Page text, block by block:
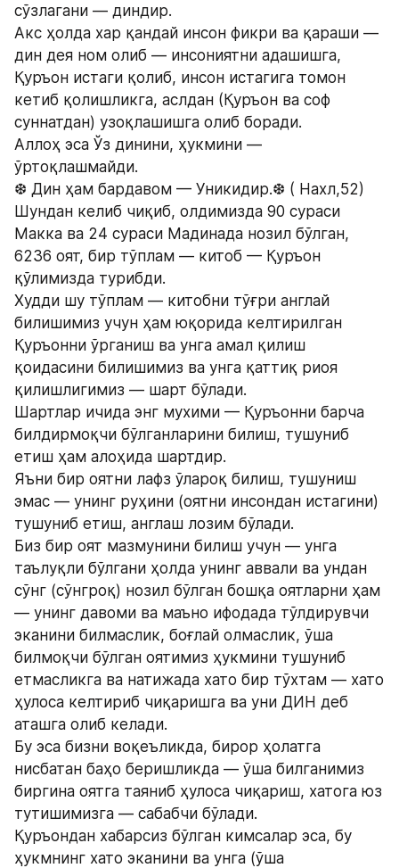
сўзлагани — диндир.
Акс ҳолда хар қандай инсон фикри ва қараши —
дин дея ном олиб — инсониятни адашишга,
Қуръон истаги қолиб, инсон истагига томон
кетиб қолишликга, аслдан (Қуръон ва соф
суннатдан) узоқлашишга олиб боради.
Аллоҳ эса Ўз динини, ҳукмини —
ўртоқлашмайди.
❆ Дин ҳам бардавом — Уникидир.❆ ( Нахл,52)
Шундан келиб чиқиб, олдимизда 90 сураси
Макка ва 24 сураси Мадинада нозил бўлган,
6236 оят, бир тўплам — китоб — Қуръон
қўлимизда турибди.
Худди шу тўплам — китобни тўғри англай
билишимиз учун ҳам юқорида келтирилган
Қуръонни ўрганиш ва унга амал қилиш
қоидасини билишимиз ва унга қаттиқ риоя
қилишлигимиз — шарт бўлади.
Шартлар ичида энг мухими — Қуръонни барча
билдирмоқчи бўлганларини билиш, тушуниб
етиш ҳам алоҳида шартдир.
Яъни бир оятни лафз ўлароқ билиш, тушуниш
эмас — унинг руҳини (оятни инсондан истагини)
тушуниб етиш, англаш лозим бўлади.
Биз бир оят мазмунини билиш учун — унга
таълуқли бўлгани ҳолда унинг аввали ва ундан
сўнг (сўнгроқ) нозил бўлган бошқа оятларни ҳам
— унинг давоми ва маъно ифодада тўлдирувчи
эканини билмаслик, боғлай олмаслик, ўша
билмоқчи бўлган оятимиз ҳукмини тушуниб
етмасликга ва натижада хато бир тўхтам — хато
ҳулоса келтириб чиқаришга ва уни ДИН деб
аташга олиб келади.
Бу эса бизни воқеъликда, бирор ҳолатга
нисбатан баҳо беришликда — ўша билганимиз
биргина оятга таяниб ҳулоса чиқариш, хатога юз
тутишимизга — сабабчи бўлади.
Қуръондан хабарсиз бўлган кимсалар эса, бу
ҳукмнинг хато эканини ва унга (ўша